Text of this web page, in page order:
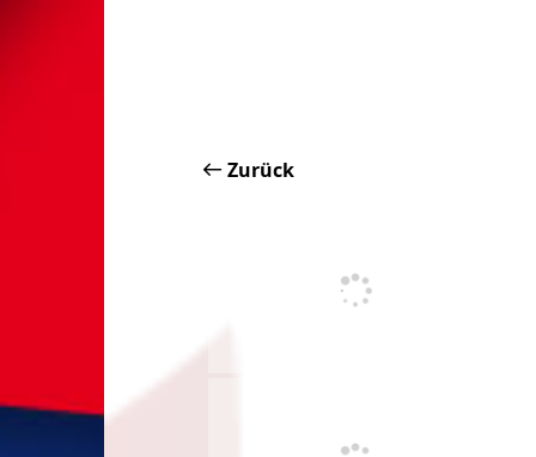
Zurück